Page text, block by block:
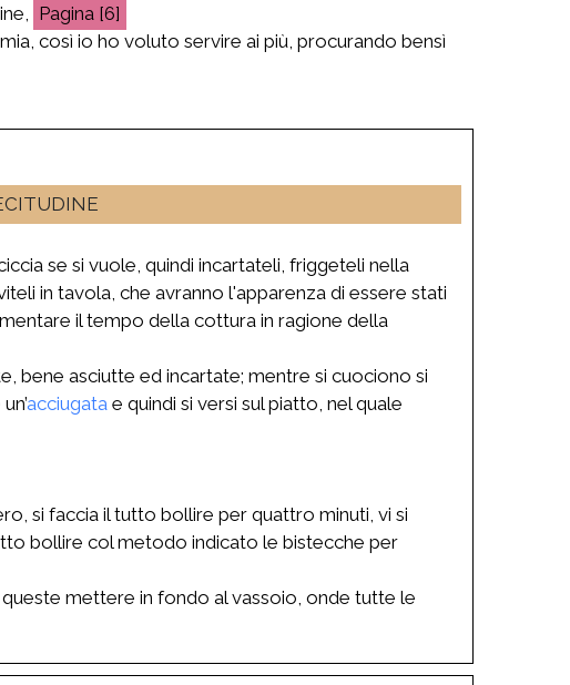
[6]
così io ho voluto servire ai più, procurando bensì
se si vuole, quindi incartateli, friggeteli nella
in tavola, che avranno l'apparenza di essere stati
il tempo della cottura in ragione della
bene asciutte ed incartate; mentre si cuociono si
acciugata e quindi si versi sul piatto, nel quale
si faccia il tutto bollire per quattro minuti, vi si
bollire col metodo indicato le bistecche per
mettere in fondo al vassoio, onde tutte le